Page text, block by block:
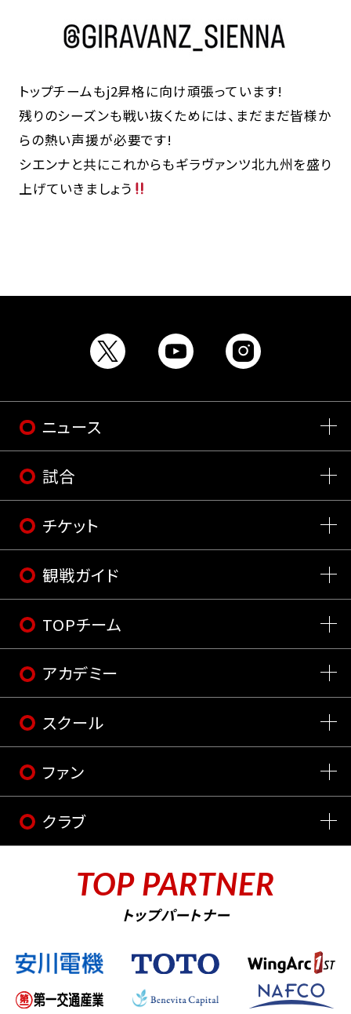
トップチームもj2昇格に向け頑張っています!
残りのシーズンも戦い抜くためには、まだまだ皆様か
らの熱い声援が必要です!
シエンナと共にこれからもギラヴァンツ北九州を盛り
上げていきましょう
ニュース
試合
チケット
観戦ガイド
TOPチーム
アカデミー
スクール
ファン
クラブ
TOP PARTNER
トップパートナー